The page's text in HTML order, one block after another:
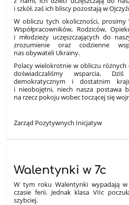
i szkół, zaś ich bliscy pozostają w
W obliczu tych okoliczności, prosimy
Współpracowników, Rodziców,
i młodzieży uczęszczających do
zrozumienie oraz codzienne
nas obywateli Ukrainy.
Polacy wielokrotnie w obliczu
doświadczaliśmy wsparcia.
demokratycznym i dostatnim
i nieobojętni, niech nasza postawa
na rzecz pokoju wobec toczącej się
Zarząd Pozytywnych Inicjatyw
Walentynki w 7c
W tym roku Walentynki wypadają
czasie ferii. Jednak klasa VIIc
szybciej.